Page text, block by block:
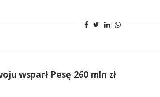
wsparł Pesę 260 mln zł